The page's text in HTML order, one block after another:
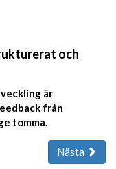
och
är
från
tomma.
Nästa